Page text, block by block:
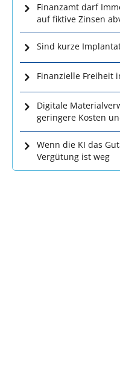
Finanzamt darf
auf fiktive Zinsen
Sind kurze
Finanzielle Freiheit
Digitale
geringere Kosten
Wenn die KI das
Vergütung ist weg